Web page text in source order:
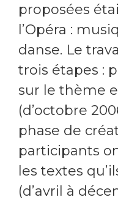
proposées
l’Opéra :
danse. Le
trois étapes :
sur le thème
(d’octobre
phase de
participants
les textes
(d’avril à